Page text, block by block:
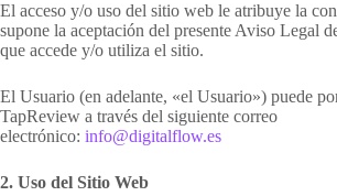
El acceso y/o uso del sitio web le atribuye la
supone la aceptación del presente Aviso Legal
que accede y/o utiliza el sitio.
El Usuario (en adelante, «el Usuario») puede
TapReview a través del siguiente correo
electrónico: info@digitalflow.es
2. Uso del Sitio Web